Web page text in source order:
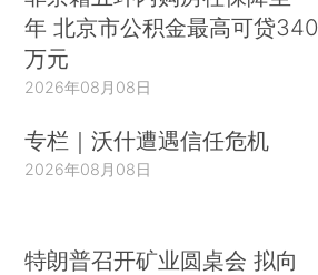
年 北京市公积金最高可贷340
万元
2026年08月08日
专栏｜沃什遭遇信任危机
2026年08月08日
特朗普召开矿业圆桌会 拟向